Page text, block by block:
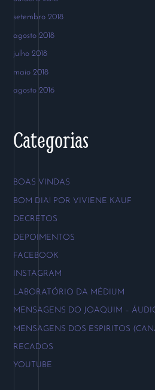
setembro 2018
agosto 2018
julho 2018
maio 2018
agosto 2016
Categorias
BOAS VINDAS
BOM DIA! POR VIVIENE KAUF
DECRETOS
DEPOIMENTOS
FACEBOOK
INSTAGRAM
LABORATÓRIO DA MÉDIUM
MENSAGENS DO JOAQUIM –
MENSAGENS DOS ESPIRITOS
RECADOS
YOUTUBE